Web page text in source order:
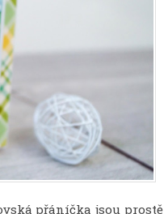
přáníčka jsou prostě